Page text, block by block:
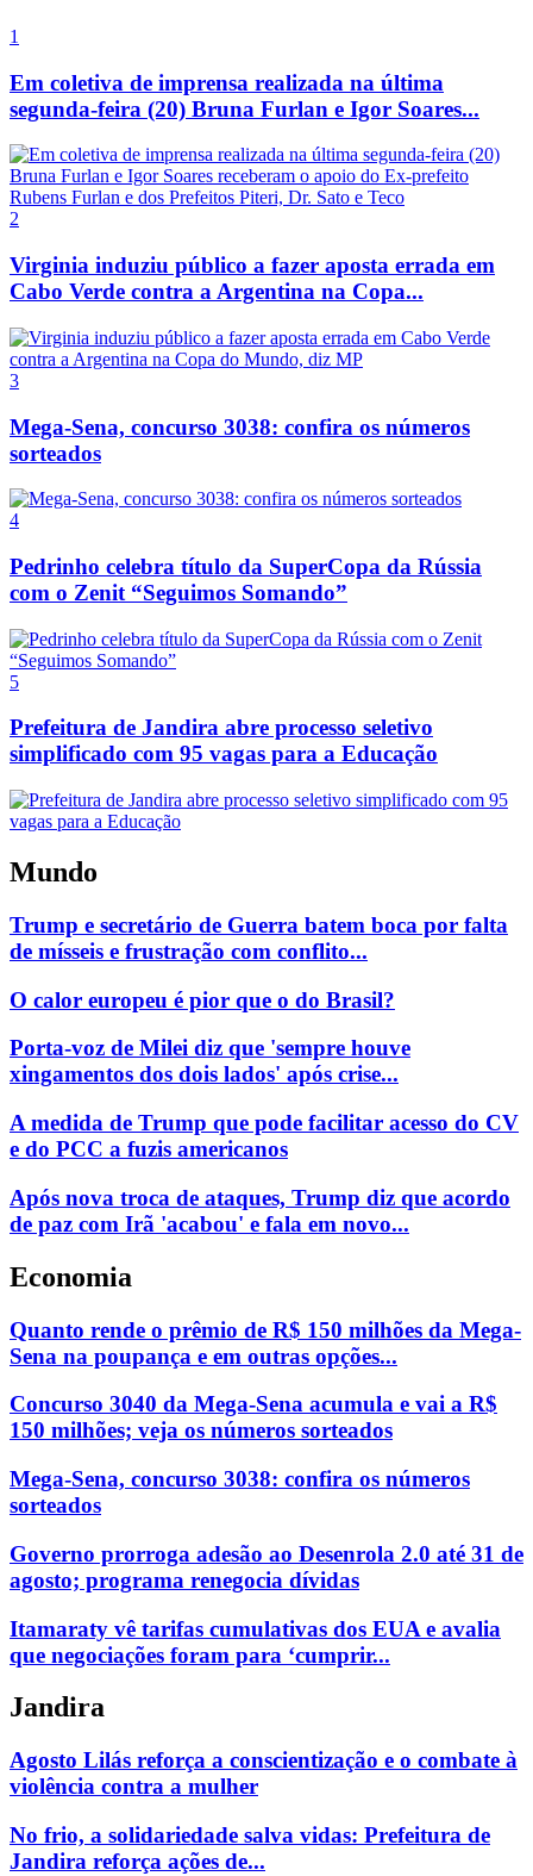
1
Em coletiva de imprensa realizada na última
segunda-feira (20) Bruna Furlan e Igor Soares...
2
Virginia induziu público a fazer aposta errada em
Cabo Verde contra a Argentina na Copa...
3
Mega-Sena, concurso 3038: confira os números
sorteados
4
Pedrinho celebra título da SuperCopa da Rússia
com o Zenit “Seguimos Somando”
5
Prefeitura de Jandira abre processo seletivo
simplificado com 95 vagas para a Educação
Mundo
Trump e secretário de Guerra batem boca por falta
de mísseis e frustração com conflito...
O calor europeu é pior que o do Brasil?
Porta-voz de Milei diz que 'sempre houve
xingamentos dos dois lados' após crise...
A medida de Trump que pode facilitar acesso do CV
e do PCC a fuzis americanos
Após nova troca de ataques, Trump diz que acordo
de paz com Irã 'acabou' e fala em novo...
Economia
Quanto rende o prêmio de R$ 150 milhões da Mega-
Sena na poupança e em outras opções...
Concurso 3040 da Mega-Sena acumula e vai a R$
150 milhões; veja os números sorteados
Mega-Sena, concurso 3038: confira os números
sorteados
Governo prorroga adesão ao Desenrola 2.0 até 31 de
agosto; programa renegocia dívidas
Itamaraty vê tarifas cumulativas dos EUA e avalia
que negociações foram para ‘cumprir...
Jandira
Agosto Lilás reforça a conscientização e o combate à
violência contra a mulher
No frio, a solidariedade salva vidas: Prefeitura de
Jandira reforça ações de...